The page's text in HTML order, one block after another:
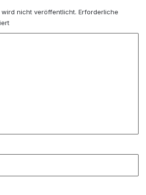
nicht veröffentlicht. Erforderliche